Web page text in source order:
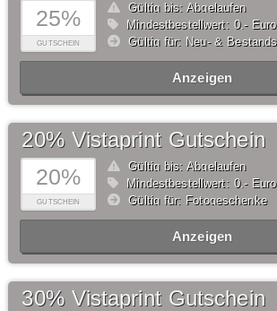
25%
GUTSCHEIN
Gültig bis: Abgelaufen
Mindestbestellwert: 0,- Euro
Gültig für: Neu- &
Anzeigen
20%
GUTSCHEIN
20% Vistaprint Gutschein
Gültig bis: Abgelaufen
Mindestbestellwert: 0,- Euro
Gültig für: Fotogeschenke
Anzeigen
30% Vistaprint Gutschein